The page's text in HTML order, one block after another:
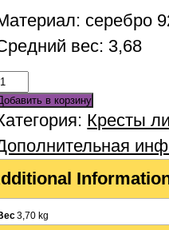
серебро
вес: 3,68
в корзину
Кресты
3,70 kg